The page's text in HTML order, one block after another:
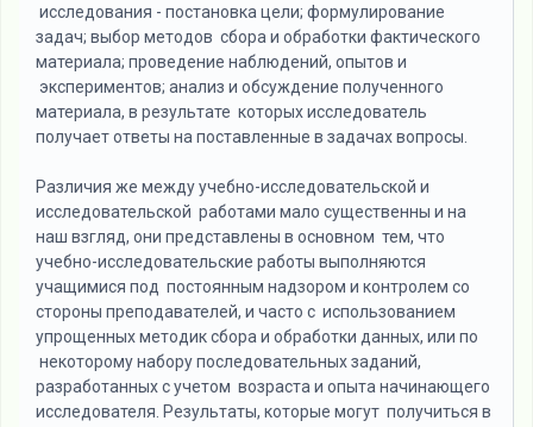
исследования - постановка цели; формулирование
задач; выбор методов сбора и обработки фактического
материала; проведение наблюдений, опытов и
экспериментов; анализ и обсуждение полученного
материала, в результате которых исследователь
получает ответы на поставленные в задачах вопросы.
Различия же между учебно-исследовательской и
исследовательской работами мало существенны и на
наш взгляд, они представлены в основном тем, что
учебно-исследовательские работы выполняются
учащимися под постоянным надзором и контролем со
стороны преподавателей, и часто с использованием
упрощенных методик сбора и обработки данных, или по
некоторому набору последовательных заданий,
разработанных с учетом возраста и опыта начинающего
исследователя. Результаты, которые могут получиться в